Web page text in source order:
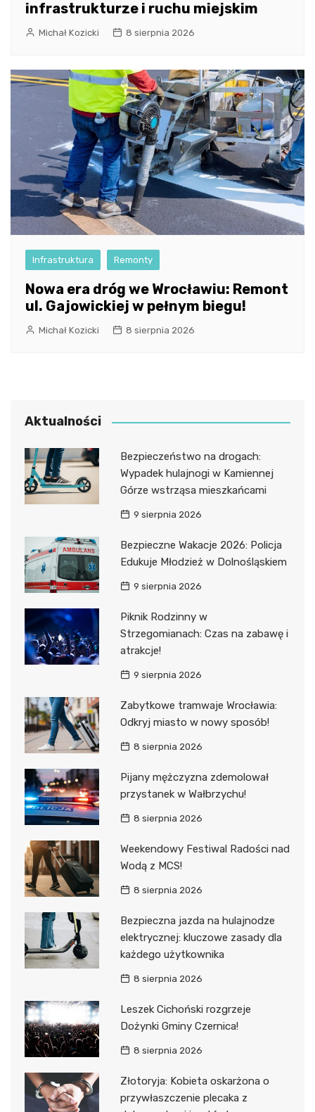
infrastrukturze i ruchu miejskim
Michał Kozicki 8 sierpnia 2026
Infrastruktura Remonty
Nowa era dróg we Wrocławiu: Remont
ul. Gajowickiej w pełnym biegu!
Michał Kozicki 8 sierpnia 2026
Aktualności
Bezpieczeństwo na drogach:
Wypadek hulajnogi w Kamiennej
Górze wstrząsa mieszkańcami
9 sierpnia 2026
Bezpieczne Wakacje 2026: Policja
Edukuje Młodzież w Dolnośląskiem
9 sierpnia 2026
Piknik Rodzinny w
Strzegomianach: Czas na zabawę i
atrakcje!
9 sierpnia 2026
Zabytkowe tramwaje Wrocławia:
Odkryj miasto w nowy sposób!
8 sierpnia 2026
Pijany mężczyzna zdemolował
przystanek w Wałbrzychu!
8 sierpnia 2026
Weekendowy Festiwal Radości nad
Wodą z MCS!
8 sierpnia 2026
Bezpieczna jazda na hulajnodze
elektrycznej: kluczowe zasady dla
każdego użytkownika
8 sierpnia 2026
Leszek Cichoński rozgrzeje
Dożynki Gminy Czernica!
8 sierpnia 2026
Złotoryja: Kobieta oskarżona o
przywłaszczenie plecaka z